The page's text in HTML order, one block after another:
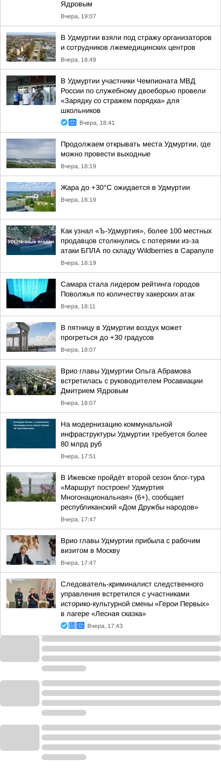
Ядровым
Вчера, 19:07
В Удмуртии взяли под стражу организаторов
и сотрудников лжемедицинских центров
Вчера, 18:49
В Удмуртии участники Чемпионата МВД
России по служебному двоеборью провели
«Зарядку со стражем порядка» для
школьников
Вчера, 18:41
Продолжаем открывать места Удмуртии, где
можно провести выходные
Вчера, 18:19
Жара до +30°С ожидается в Удмуртии
Вчера, 18:19
Как узнал «Ъ-Удмуртия», более 100 местных
продавцов столкнулись с потерями из-за
атаки БПЛА по складу Wildberries в Сарапуле
Вчера, 18:19
Самара стала лидером рейтинга городов
Поволжья по количеству хакерских атак
Вчера, 18:11
В пятницу в Удмуртии воздух может
прогреться до +30 градусов
Вчера, 18:07
Врио главы Удмуртии Ольга Абрамова
встретилась с руководителем Росавиации
Дмитрием Ядровым
Вчера, 18:07
На модернизацию коммунальной
инфраструктуры Удмуртии требуется более
80 млрд руб
Вчера, 17:51
В Ижевске пройдёт второй сезон блог-тура
«Маршрут построен! Удмуртия
Многонациональная» (6+), сообщает
республиканский «Дом Дружбы народов»
Вчера, 17:47
Врио главы Удмуртии прибыла с рабочим
визитом в Москву
Вчера, 17:47
Следователь-криминалист следственного
управления встретился с участниками
историко-культурной смены «Герои Первых»
в лагере «Лесная сказка»
Вчера, 17:43